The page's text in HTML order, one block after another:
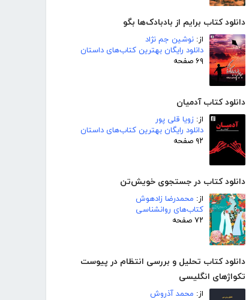
دانلود کتاب برایم از بادبادک‌ها بگو
از: نوشین جم نژاد
دانلود رایگان بهترین کتاب‌های داستان
۶۹ صفحه
دانلود کتاب آدمیان
از: زویا قلی پور
دانلود رایگان بهترین کتاب‌های داستان
۹۲ صفحه
دانلود کتاب در جستجوی خویش‌تن
از: محمدرضا زادهوش
کتاب‌های روانشناسی
۷۲ صفحه
دانلود کتاب تحلیل و بررسی انتظام در پیوست
تکواژهای انگلیسی
از: محمد آذروش